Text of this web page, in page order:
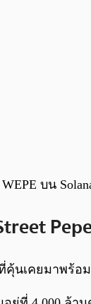
บน
คุ้นเคยมาพร้